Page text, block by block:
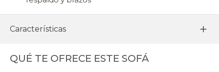
Características
QUÉ TE OFRECE ESTE SOFÁ